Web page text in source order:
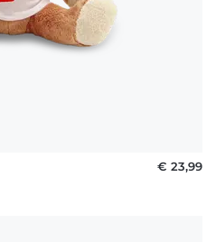
€ 23,99